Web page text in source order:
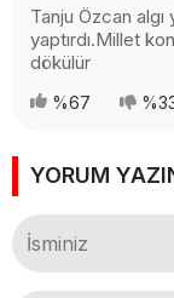
Tanju Özcan
yaptırdı.Millet
dökülür
%67
YORUM